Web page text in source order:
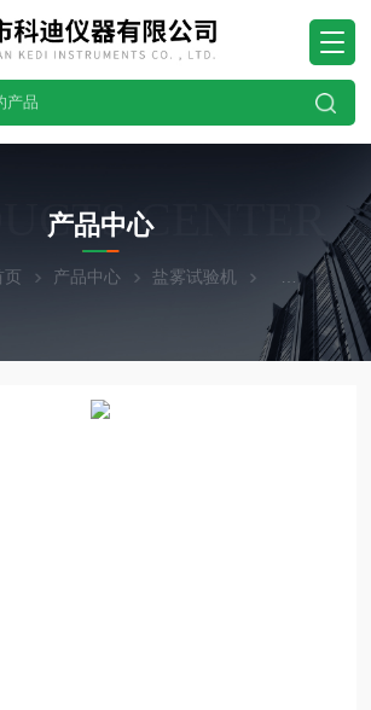
CENTER
产品中心
页 产品中心 盐雾试验机 复合盐雾试